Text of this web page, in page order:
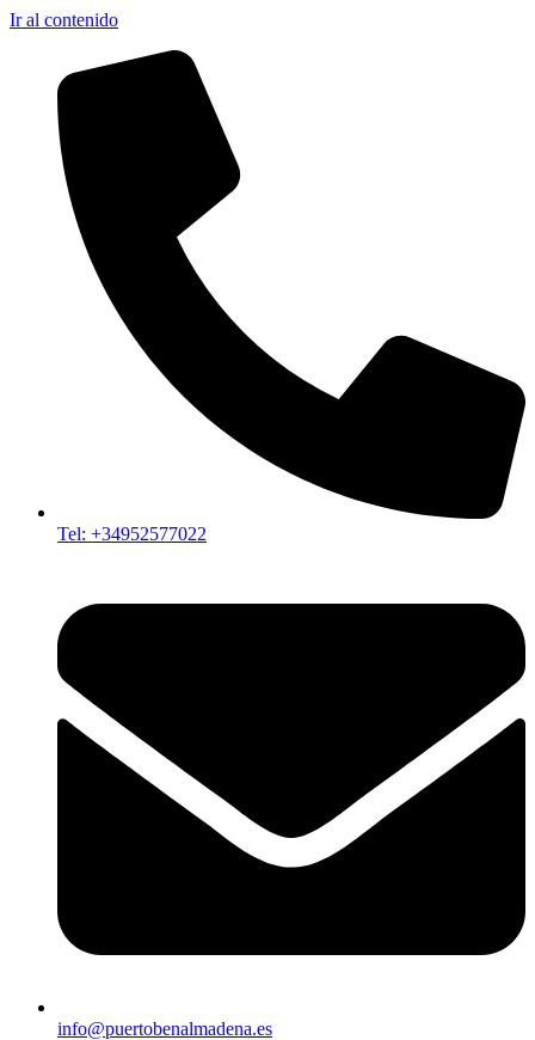
Ir al contenido
Tel: +34952577022
info@puertobenalmadena.es